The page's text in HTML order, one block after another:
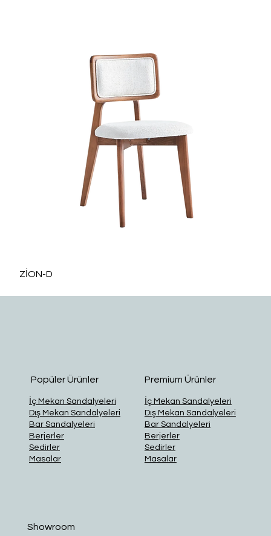
ZİON-D
Showroom
Popüler Ürünler
İç Mekan Sandalyeleri
Dış Mekan Sandalyeleri
Bar Sandalyeleri
Berjerler
Sedirler
Masalar
Premium Ürünler
İç Mekan Sandalyeleri
Dış Mekan Sandalyeleri
Bar Sandalyeleri
Berjerler
Sedirler
Masalar